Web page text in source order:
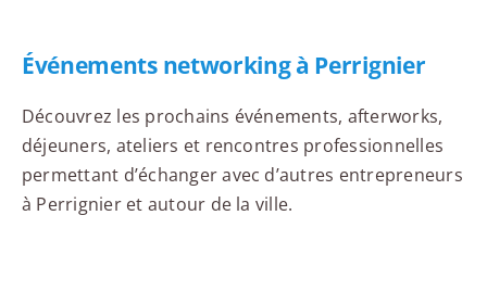
Événements networking à Perrignier
Découvrez les prochains événements, afterworks,
déjeuners, ateliers et rencontres professionnelles
permettant d’échanger avec d’autres entrepreneurs
à Perrignier et autour de la ville.